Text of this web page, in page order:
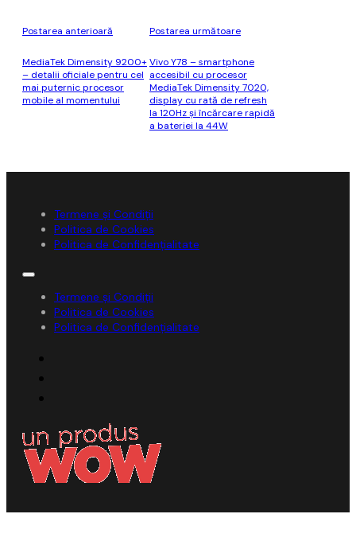
Postarea anterioară
MediaTek Dimensity 9200+
– detalii oficiale pentru cel
mai puternic procesor
mobile al momentului
Postarea următoare
Vivo Y78 – smartphone
accesibil cu procesor
MediaTek Dimensity 7020,
display cu rată de refresh
la 120Hz şi încărcare rapidă
a bateriei la 44W
Termene și Condiții
Politica de Cookies
Politica de Confidențialitate
Termene și Condiții
Politica de Cookies
Politica de Confidențialitate